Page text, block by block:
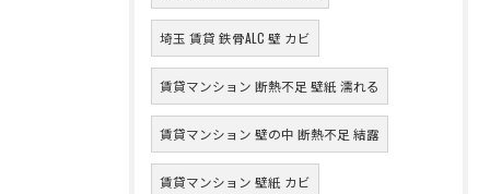
埼玉 賃貸 鉄骨ALC 壁 カビ
賃貸マンション 断熱不足 壁紙 濡れる
賃貸マンション 壁の中 断熱不足 結露
賃貸マンション 壁紙 カビ